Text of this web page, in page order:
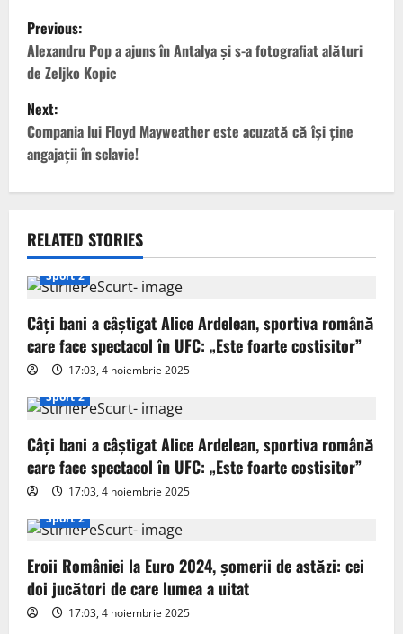
P
o
s
t
n
v
i
g
a
t
i
o
n
Previous:
Alexandru Pop a ajuns în Antalya și s-a fotografiat alături
de Zeljko Kopic
Next:
Compania lui Floyd Mayweather este acuzată că își ține
angajații în sclavie!
RELATED STORIES
Sport 2
Câți bani a câștigat Alice Ardelean, sportiva română
care face spectacol în UFC: „Este foarte costisitor”
17:03, 4 noiembrie 2025
Sport 2
Câți bani a câștigat Alice Ardelean, sportiva română
care face spectacol în UFC: „Este foarte costisitor”
17:03, 4 noiembrie 2025
Sport 2
Eroii României la Euro 2024, șomerii de astăzi: cei
doi jucători de care lumea a uitat
17:03, 4 noiembrie 2025